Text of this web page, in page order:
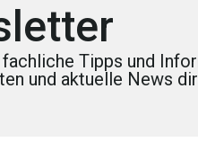
fachliche Tipps und
und aktuelle News